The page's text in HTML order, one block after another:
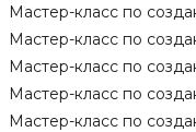
Мастер-класс по
Мастер-класс по
Мастер-класс по
Мастер-класс по
Мастер-класс по